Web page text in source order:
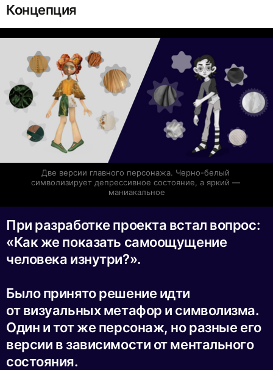
Концепция
Две версии главного персонажа. Черно-белый
символизирует депрессивное состояние, а яркий —
маниакальное
При разработке проекта встал вопрос:
«Как же показать самоощущение
человека изнутри?».
Было принято решение идти
от визуальных метафор и символизма.
Один и тот же персонаж, но разные его
версии в зависимости от ментального
состояния.